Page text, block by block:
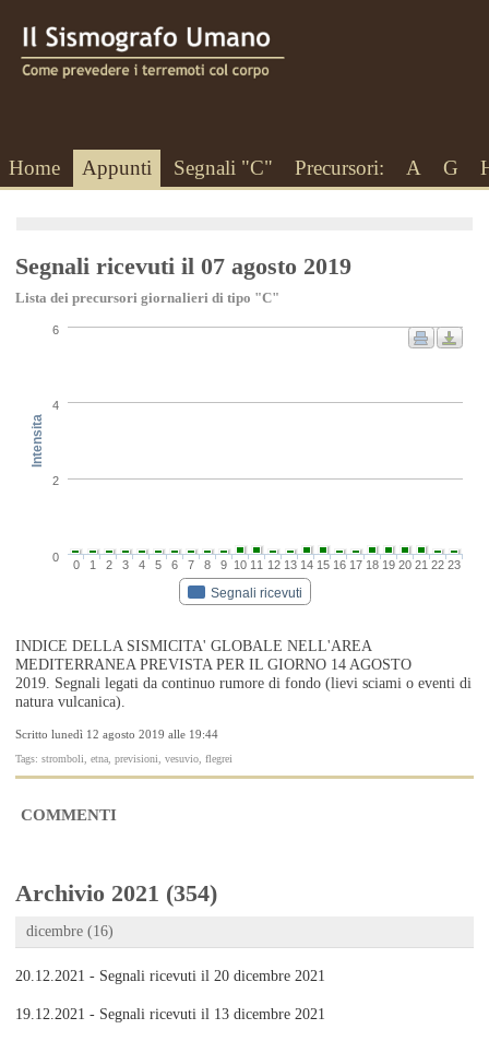
Home Appunti Segnali "C" Precursori: A G
Segnali ricevuti il 07 agosto 2019
Lista dei precursori giornalieri di tipo "C"
Intensita
Segnali ricevuti
0 1 2 3 4 5 6 7 8 9 10 11 12 13 14 15 16 17 18 19 20 21 22 23
0
2
4
6
INDICE DELLA SISMICITA' GLOBALE NELL'AREA
MEDITERRANEA PREVISTA PER IL GIORNO 14 AGOSTO
2019. Segnali legati da continuo rumore di fondo (lievi sciami o eventi di
natura vulcanica).
Scritto lunedì 12 agosto 2019 alle 19:44
Tags: stromboli, etna, previsioni, vesuvio, flegrei
COMMENTI
Archivio 2021 (354)
dicembre (16)
20.12.2021 - Segnali ricevuti il 20 dicembre 2021
19.12.2021 - Segnali ricevuti il 13 dicembre 2021